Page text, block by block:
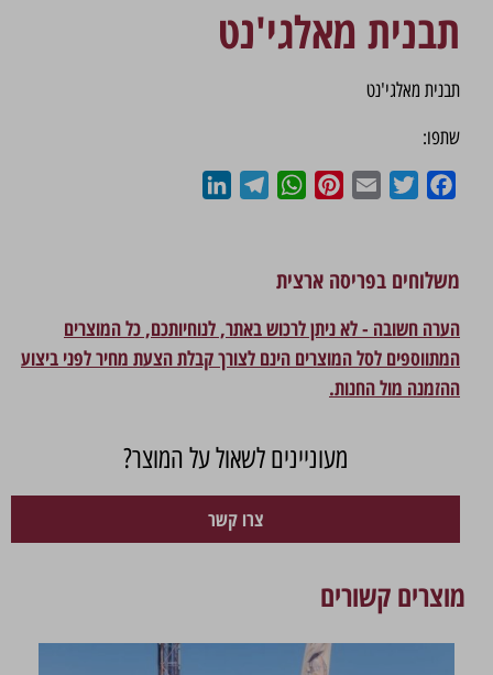
תבנית מאלגי'נט
תבנית מאלגי'נט
שתפו:
Facebook
Twitter
Email
Pinterest
WhatsApp
Telegram
משלוחים בפריסה ארצית
הערה חשובה - לא ניתן לרכוש באתר, לנוחיותכם, כל המוצרים
המתווספים לסל המוצרים הינם לצורך קבלת הצעת מחיר לפני ביצוע
ההזמנה מול החנות.
מעוניינים לשאול על המוצר?
צרו קשר
מוצרים קשורים